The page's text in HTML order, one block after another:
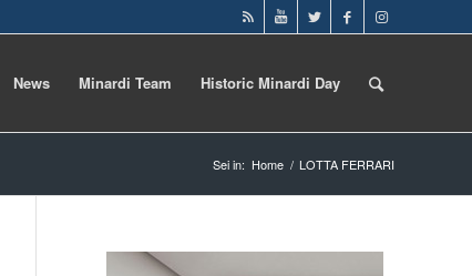
News Minardi Team Historic Minardi Day
Sei in: Home / LOTTA FERRARI